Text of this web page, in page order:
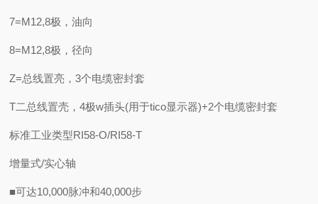
7=M12,8极，油向
8=M12,8极，径向
Z=总线置亮，3个电缆密封套
T二总线置壳，4极w插头(用于tico显示器)+2个电缆密封套
标准工业类型RI58-O/RI58-T
增量式/实心轴
■可达10,000脉冲和40,000步